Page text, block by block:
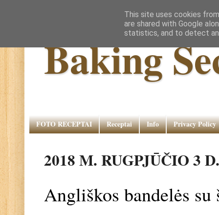
Baking
FOTO RECEPTAI Receptai Info Privacy Policy
2018 M. RUGPJŪČIO 3
Angliškos bandelės su
This site uses cookies
are shared with Google
statistics, and to detect